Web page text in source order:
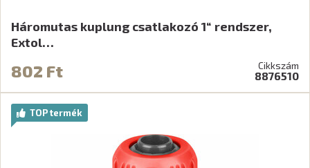
Háromutas kuplung csatlakozó 1“ rendszer,
Extol…
802 Ft Cikkszám
8876510
TOP termék